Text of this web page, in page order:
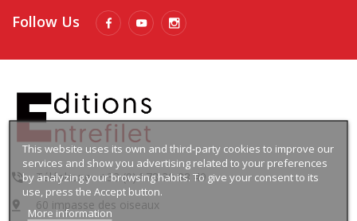
This website uses its own and third-party cookies to improve our
services and show you advertising related to your preferences
by analyzing your browsing habits. To give your consent to its
use, press the Accept button.
More information
Follow Us
Téléphone : +33 (0)4 78 30 88 49
60 impasse des oiseaux